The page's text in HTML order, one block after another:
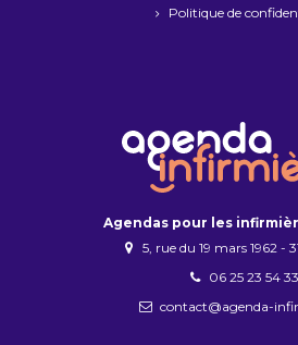
Politique de
Agendas pour les
5, rue du 19 mars 1962 -
06 25 23 54 33
contact@agenda-